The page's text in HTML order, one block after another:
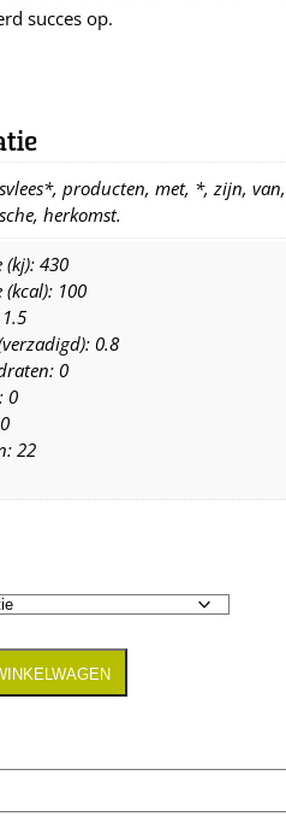
succes op.
producten, met, *, zijn, van,
herkomst.
(kj): 430
(kcal): 100
0.8
0
0
22